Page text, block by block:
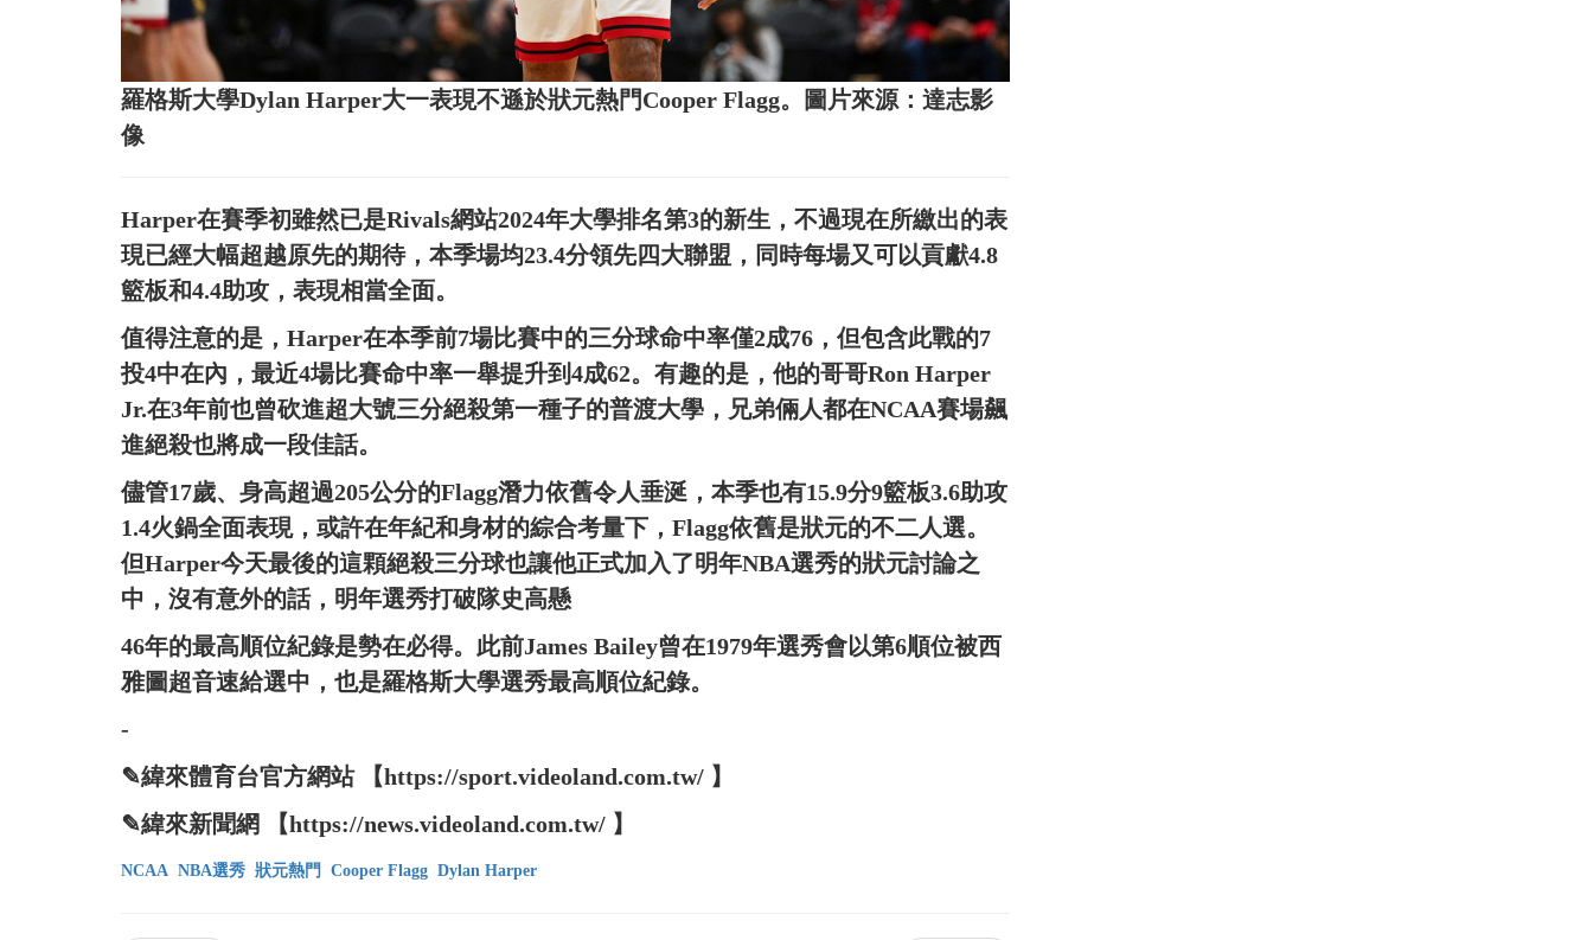
羅格斯大學Dylan Harper大一表現不遜於狀元熱門Cooper Flagg。圖片來源：達志影
像
Harper在賽季初雖然已是Rivals網站2024年大學排名第3的新生，不過現在所繳出的表
現已經大幅超越原先的期待，本季場均23.4分領先四大聯盟，同時每場又可以貢獻4.8
籃板和4.4助攻，表現相當全面。
值得注意的是，Harper在本季前7場比賽中的三分球命中率僅2成76，但包含此戰的7
投4中在內，最近4場比賽命中率一舉提升到4成62。有趣的是，他的哥哥Ron Harper
Jr.在3年前也曾砍進超大號三分絕殺第一種子的普渡大學，兄弟倆人都在NCAA賽場飆
進絕殺也將成一段佳話。
儘管17歲、身高超過205公分的Flagg潛力依舊令人垂涎，本季也有15.9分9籃板3.6助攻
1.4火鍋全面表現，或許在年紀和身材的綜合考量下，Flagg依舊是狀元的不二人選。
但Harper今天最後的這顆絕殺三分球也讓他正式加入了明年NBA選秀的狀元討論之
中，沒有意外的話，明年選秀打破隊史高懸
46年的最高順位紀錄是勢在必得。此前James Bailey曾在1979年選秀會以第6順位被西
雅圖超音速給選中，也是羅格斯大學選秀最高順位紀錄。
-
✎緯來體育台官方網站 【https://sport.videoland.com.tw/ 】
✎緯來新聞網 【https://news.videoland.com.tw/ 】
NCAA NBA選秀 狀元熱門 Cooper Flagg Dylan Harper